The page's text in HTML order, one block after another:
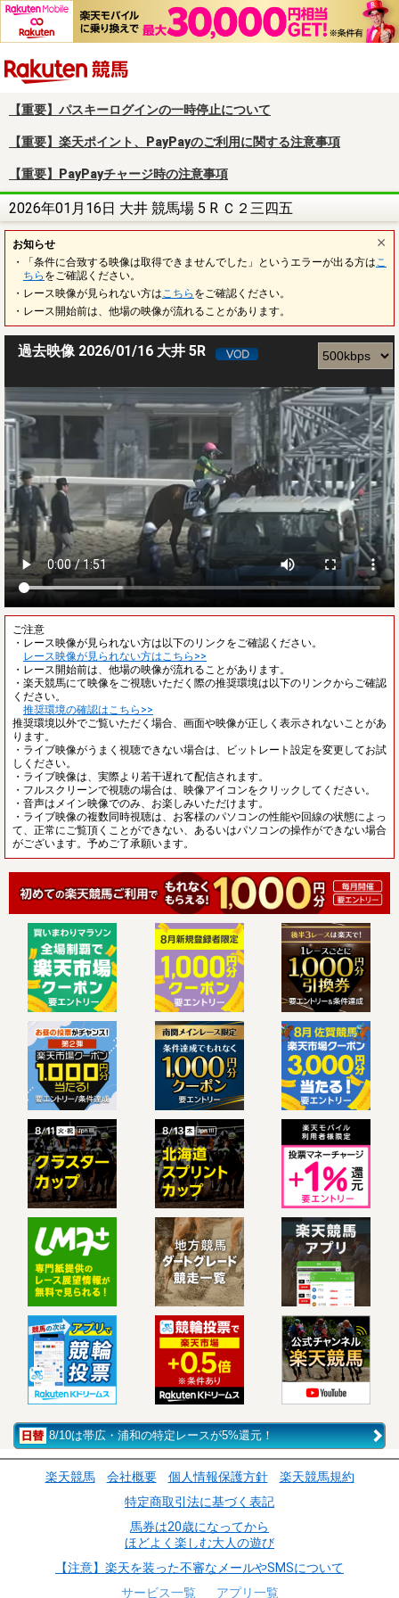
【重要】パスキーログインの一時停止について
【重要】楽天ポイント、PayPayのご利用に関する注意事項
【重要】PayPayチャージ時の注意事項
2026年01月16日 大井 競馬場 5 R Ｃ２三四五
お知らせ
・「条件に合致する映像は取得できませんでした」というエラーが出る方は こ
ちら をご確認ください。
・レース映像が見られない方は こちら をご確認ください。
・レース開始前は、他場の映像が流れることがあります。
過去映像 2026/01/16 大井 5R
ご注意
・レース映像が見られない方は以下のリンクをご確認ください。
レース映像が見られない方はこちら>>
・レース開始前は、他場の映像が流れることがあります。
・楽天競馬にて映像をご視聴いただく際の推奨環境は以下のリンクからご確認
ください。
推奨環境の確認はこちら>>
推奨環境以外でご覧いただく場合、画面や映像が正しく表示されないことがあ
ります。
・ライブ映像がうまく視聴できない場合は、ビットレート設定を変更してお試
しください。
・ライブ映像は、実際より若干遅れて配信されます。
・フルスクリーンで視聴の場合は、映像アイコンをクリックしてください。
・音声はメイン映像でのみ、お楽しみいただけます。
・ライブ映像の複数同時視聴は、お客様のパソコンの性能や回線の状態によっ
て、正常にご覧頂くことができない、あるいはパソコンの操作ができない場合
がございます。予めご了承願います。
8/10は帯広・浦和の特定レースが5%還元！
楽天競馬 会社概要 個人情報保護方針
楽天競馬規約
特定商取引法に基づく表記
馬券は20歳になってから
ほどよく楽しむ大人の遊び
【注意】楽天を装った不審なメールやSMSについて
サービス一覧
アプリ一覧